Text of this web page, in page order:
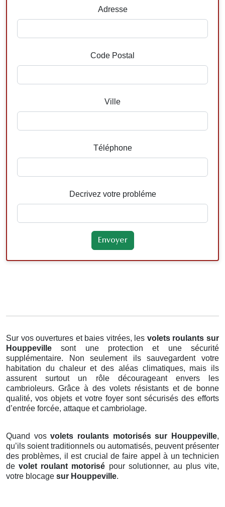
Adresse
Code Postal
Ville
Téléphone
Decrivez votre probléme
Sur vos ouvertures et baies vitrées, les volets roulants sur
Houppevillesont une protection et une sécurité
supplémentaire. Non seulement ils sauvegardent votre
habitation du chaleur et des aléas climatiques, mais ils
assurent surtout un rôle décourageant envers les
cambrioleurs. Grâce à des volets résistants et de bonne
qualité, vos objets et votre foyer sont sécurisés des efforts
d’entrée forcée, attaque et cambriolage.
Quand vosvolets roulants motorisés sur Houppeville,
qu’ils soient traditionnels ou automatisés, peuvent présenter
des problèmes, il est crucial de faire appel à un technicien
devolet roulant motorisé pour solutionner, au plus vite,
votre blocage sur Houppeville.